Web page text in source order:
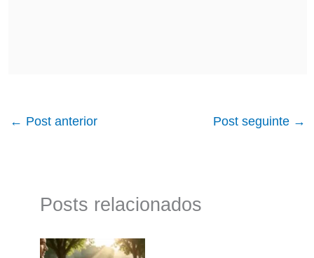
← Post anterior Post seguinte →
Posts relacionados